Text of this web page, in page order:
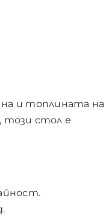
и топлината на
този стол е